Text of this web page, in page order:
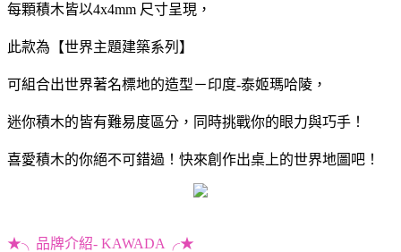
每顆積木皆以4x4mm 尺寸呈現，
此款為【世界主題建築系列】
可組合出世界著名標地的造型－印度-泰姬瑪哈陵，
迷你積木的皆有難易度區分，同時挑戰你的眼力與巧手！
喜愛積木的你絕不可錯過！快來創作出桌上的世界地圖吧！
★╮品牌介紹- KAWADA╭★